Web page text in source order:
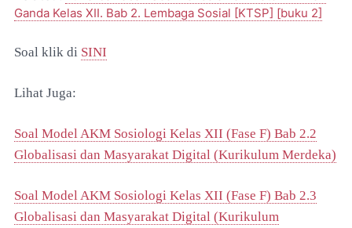
Ganda Kelas XII. Bab 2. Lembaga Sosial [KTSP] [buku 2]
Soal klik di SINI
Lihat Juga:
Soal Model AKM Sosiologi Kelas XII (Fase F) Bab 2.2
Globalisasi dan Masyarakat Digital (Kurikulum Merdeka)
Soal Model AKM Sosiologi Kelas XII (Fase F) Bab 2.3
Globalisasi dan Masyarakat Digital (Kurikulum